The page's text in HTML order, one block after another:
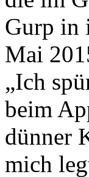
Gurp in
Mai
„Ich
beim
dünner
mich